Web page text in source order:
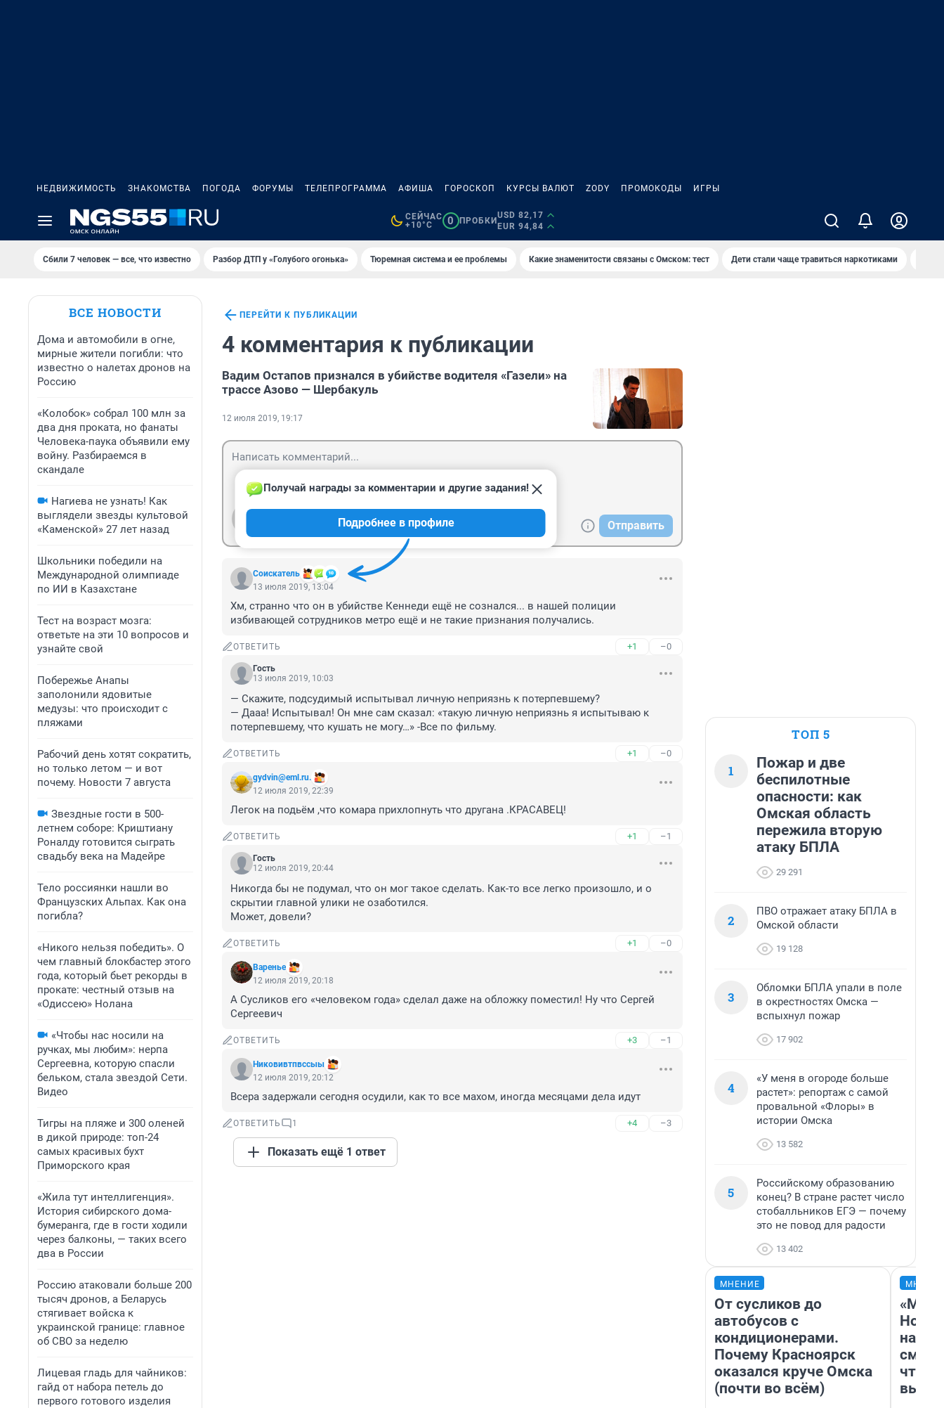
НЕДВИЖИМОСТЬ ЗНАКОМСТВА ПОГОДА ФОРУМЫ ТЕЛЕПРОГРАММА АФИША ГОРОСКОП КУРСЫ ВАЛЮТ ZODY ПРОМОКОДЫ ИГРЫ
СЕЙЧАС
+10°C
0 ПРОБКИ
USD 82,17
EUR 94,84
Сбили 7 человек — все, что известно Разбор ДТП у «Голубого огонька» Тюремная система и ее проблемы Какие знаменитости связаны с Омском: тест Дети стали чаще травиться наркотиками
ВСЕ НОВОСТИ
Дома и автомобили в огне,
мирные жители погибли: что
известно о налетах дронов на
Россию
«Колобок» собрал 100 млн за
два дня проката, но фанаты
Человека-паука объявили ему
войну. Разбираемся в
скандале
Нагиева не узнать! Как
выглядели звезды культовой
«Каменской» 27 лет назад
Школьники победили на
Международной олимпиаде
по ИИ в Казахстане
Тест на возраст мозга:
ответьте на эти 10 вопросов и
узнайте свой
Побережье Анапы
заполонили ядовитые
медузы: что происходит с
пляжами
Рабочий день хотят сократить,
но только летом — и вот
почему. Новости 7 августа
Звездные гости в 500-
летнем соборе: Криштиану
Роналду готовится сыграть
свадьбу века на Мадейре
Тело россиянки нашли во
Французских Альпах. Как она
погибла?
«Никого нельзя победить». О
чем главный блокбастер этого
года, который бьет рекорды в
прокате: честный отзыв на
«Одиссею» Нолана
«Чтобы нас носили на
ручках, мы любим»: нерпа
Сергеевна, которую спасли
бельком, стала звездой Сети.
Видео
Тигры на пляже и 300 оленей
в дикой природе: топ-24
самых красивых бухт
Приморского края
«Жила тут интеллигенция».
История сибирского дома-
бумеранга, где в гости ходили
через балконы, — таких всего
два в России
Россию атаковали больше 200
тысяч дронов, а Беларусь
стягивает войска к
украинской границе: главное
об СВО за неделю
Лицевая гладь для чайников:
гайд от набора петель до
первого готового изделия
ПЕРЕЙТИ К ПУБЛИКАЦИИ
4 комментария к публикации
Вадим Остапов признался в убийстве водителя «Газели» на
трассе Азово — Шербакуль
12 июля 2019, 19:17
Отправить
Соискатель
Получай награды за комментарии и другие задания!
Подробнее в профиле
13 июля 2019, 13:04
Хм, странно что он в убийстве Кеннеди ещё не сознался... в нашей полиции
избивающей сотрудников метро ещё и не такие признания получались.
ОТВЕТИТЬ +1 –0
Гость
13 июля 2019, 10:03
— Скажите, подсудимый испытывал личную неприязнь к потерпевшему?
— Дааа! Испытывал! Он мне сам сказал: «такую личную неприязнь я испытываю к
потерпевшему, что кушать не могу…» -Все по фильму.
ОТВЕТИТЬ +1 –0
gydvin@eml.ru.
12 июля 2019, 22:39
Легок на подьём ,что комара прихлопнуть что другана .КРАСАВЕЦ!
ОТВЕТИТЬ +1 –1
Гость
12 июля 2019, 20:44
Никогда бы не подумал, что он мог такое сделать. Как-то все легко произошло, и о
скрытии главной улики не озаботился.
Может, довели?
ОТВЕТИТЬ +1 –0
Варенье
12 июля 2019, 20:18
А Сусликов его «человеком года» сделал даже на обложку поместил! Ну что Сергей
Сергеевич
ОТВЕТИТЬ +3 –1
Никовивтпвссыы
12 июля 2019, 20:12
Всера задержали сегодня осудили, как то все махом, иногда месяцами дела идут
ОТВЕТИТЬ 1 +4 –3
Показать ещё 1 ответ
ТОП 5
1
Пожар и две
беспилотные
опасности: как
Омская область
пережила вторую
атаку БПЛА
29 291
2
ПВО отражает атаку БПЛА в
Омской области
19 128
3
Обломки БПЛА упали в поле
в окрестностях Омска —
вспыхнул пожар
17 902
4
«У меня в огороде больше
растет»: репортаж с самой
провальной «Флоры» в
истории Омска
13 582
5
Российскому образованию
конец? В стране растет число
стобалльников ЕГЭ — почему
это не повод для радости
13 402
МНЕНИЕ
От сусликов до
автобусов с
кондиционерами.
Почему Красноярск
оказался круче Омска
(почти во всём)
«Мы